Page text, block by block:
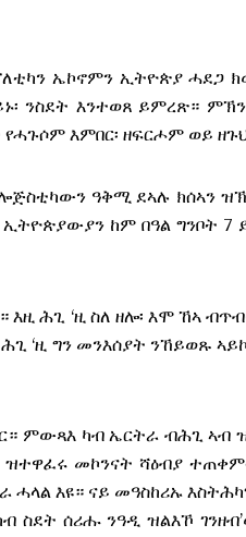
ኤኮኖምን ኢትዮጵያ ሓደጋ
ንስደት እንተወጸ ይምረጽ።
እምበር፡ ዘፍርሖም ወይ
ዓቅሚ ደኣሉ ክሰኣን
ከም በዓል ግንቦት 7
ሕጊ ‘ዚ ስለ ዘሎ፡ እሞ ኸኣ
ግን መንእሰያት ንኸይወጹ
ምውጻእ ካብ ኤርትራ ብሕጊ ኣብ
ዝተዋፈሩ መኮንናት ሻዕብያ
እዩ። ናይ መዓስከሪኡ
ስደት ሰሪሑ ንዓዲ ዝልእኾ